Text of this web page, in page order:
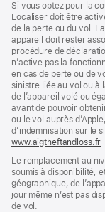
Si vous optez pour la
Localiser doit être
de la perte ou du vol.
appareil doit rester
procédure de
n’active pas la
en cas de perte ou de
sinistre liée au vol ou à
de l’appareil volé ou
avant de pouvoir
ou le vol auprès
d’indemnisation sur le
www.aigtheftandloss.fr
Le remplacement au
soumis à disponibilité,
géographique, de
jour même n’est pas
de vol.